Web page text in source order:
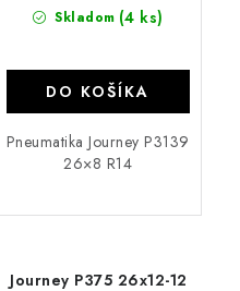
Skladom (4 ks)
DO KOŠÍKA
Pneumatika Journey P3139
26×8 R14
Journey P375 26x12-12